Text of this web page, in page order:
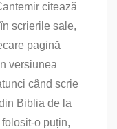
citează
scrierile sale,
pagină
versiunea
când scrie
Biblia de la
puțin,